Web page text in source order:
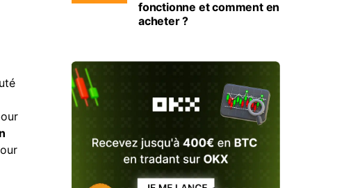
fonctionne et comment en
acheter ?